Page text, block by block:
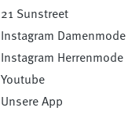
21 Sunstreet
Instagram Damenmode
Instagram Herrenmode
Youtube
Unsere App